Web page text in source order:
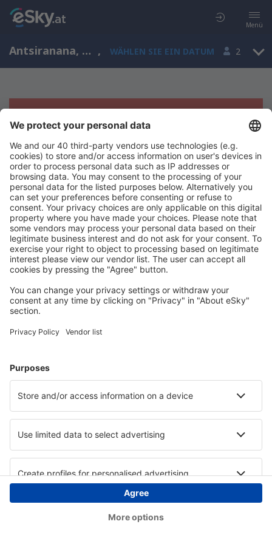
Menü
Antsiranana, Arrachart, Madagaskar (DIE) , WÄHLEN SIE EIN DATUM 2
Es tut uns leid, wir können keine
Ergebnisse aufzeigen
Bitte starten Sie Ihre Suche erneut mit anderen Suchkriterien.
Copyright © eSky.at. Alle Rechte vorbehalten.